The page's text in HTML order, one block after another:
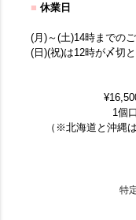
■ 休業日
(月)～(土)14時までの
(日)(祝)は12時が〆切
1個
（※北海道と沖縄
特